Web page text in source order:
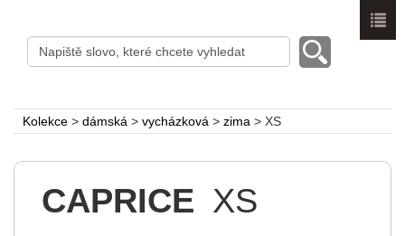
Kolekce > dámská > vycházková > zima > XS
CAPRICE XS